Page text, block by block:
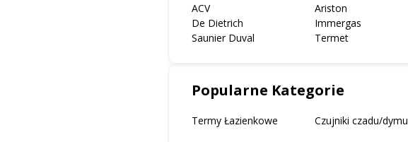
ACV Ariston
De Dietrich
Immergas
Saunier Duval
Termet
Popularne Kategorie
Termy Łazienkowe Czujniki czadu/dymu